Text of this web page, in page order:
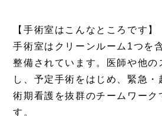
【手術室はこんなところです】
手術室はクリーンルーム1つを
整備されています。医師や他の
し、予定手術をはじめ、緊急・
術期看護を抜群のチームワーク
す。